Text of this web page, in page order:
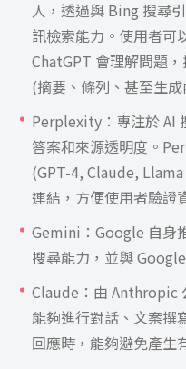
人，透過與 Bing 搜尋
訊檢索能力。使用者可
ChatGPT 會理解問題
(摘要、條列、甚至生成
Perplexity：專注於 AI
答案和來源透明度。
(GPT-4, Claude,
連結，方便使用者驗證
Gemini：Google 自身
搜尋能力，並與
Claude：由 Anthropic
能夠進行對話、文案撰
回應時，能夠避免產生